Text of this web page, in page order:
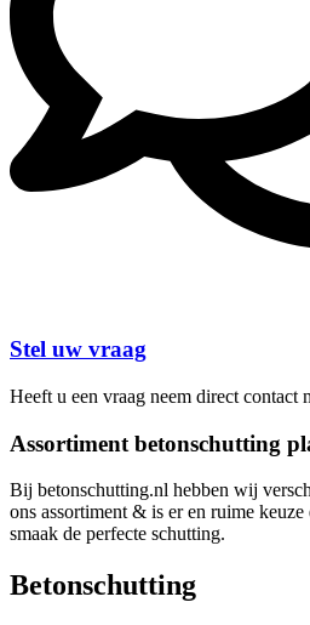
Stel uw vraag
Heeft u een vraag neem direct contact
Assortiment betonschutting
Bij betonschutting.nl hebben wij
ons assortiment & is er en ruime
smaak de perfecte schutting.
Betonschutting